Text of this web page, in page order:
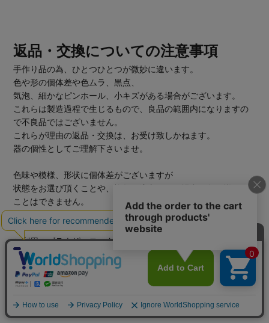
返品・交換についての注意事項
手作り品の為、ひとつひとつが微妙に違います。
色や形の個体差や色ムラ、黒点、
気泡、細かなピンホール、小キズがある場合がございます。
これらは製造過程で生じるもので、良品の範囲内になりますの
で不良品ではございません。
これらが理由の返品・交換は、お受け致しかねます。
器の個性としてご理解下さいませ。
色味や模様、形状に個体差がございますが
状態をお選び頂くことや、複数ご注文頂いた場合に色を揃える
ことはできません。
あらかじめご了承下さいませ。
ご利用のブラウザ、モニターの性能、設定により
商品の色、素材感等につきましては、
現物と若干の違いが出る場合がございます。
こちらもあらかじめご了承くださいませ。